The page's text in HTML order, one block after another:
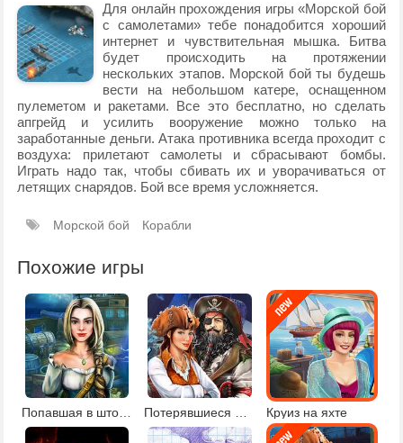
Для онлайн прохождения игры «Морской бой
с самолетами» тебе понадобится хороший
интернет и чувствительная мышка. Битва
будет происходить на протяжении
нескольких этапов. Морской бой ты будешь
вести на небольшом катере, оснащенном
пулеметом и ракетами. Все это бесплатно, но сделать
апгрейд и усилить вооружение можно только на
заработанные деньги. Атака противника всегда проходит с
воздуха: прилетают самолеты и сбрасывают бомбы.
Играть надо так, чтобы сбивать их и уворачиваться от
летящих снарядов. Бой все время усложняется.
Морской бой Корабли
Похожие игры
Попавшая в шторм Потерявшиеся моряки Круиз на яхте